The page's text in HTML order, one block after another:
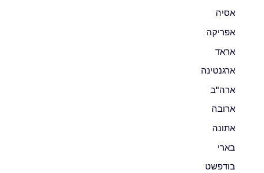
אסיה
אפריקה
אראד
ארגנטינה
ארה"ב
ארובה
אתונה
בארי
בודפשט